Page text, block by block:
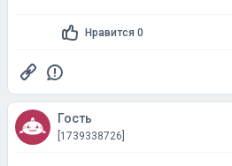
Нравится 0
Гость
[1739338726]